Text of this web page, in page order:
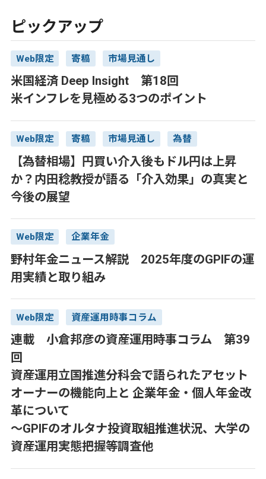
ピックアップ
Web限定 寄稿 市場見通し
米国経済 Deep Insight 第18回
米インフレを見極める3つのポイント
Web限定 寄稿 市場見通し 為替
【為替相場】円買い介入後もドル円は上昇
か？内田稔教授が語る「介入効果」の真実と
今後の展望
Web限定 企業年金
野村年金ニュース解説 2025年度のGPIFの運
用実績と取り組み
Web限定 資産運用時事コラム
連載 小倉邦彦の資産運用時事コラム 第39
回
資産運用立国推進分科会で語られたアセット
オーナーの機能向上と 企業年金・個人年金改
革について
～GPIFのオルタナ投資取組推進状況、大学の
資産運用実態把握等調査他